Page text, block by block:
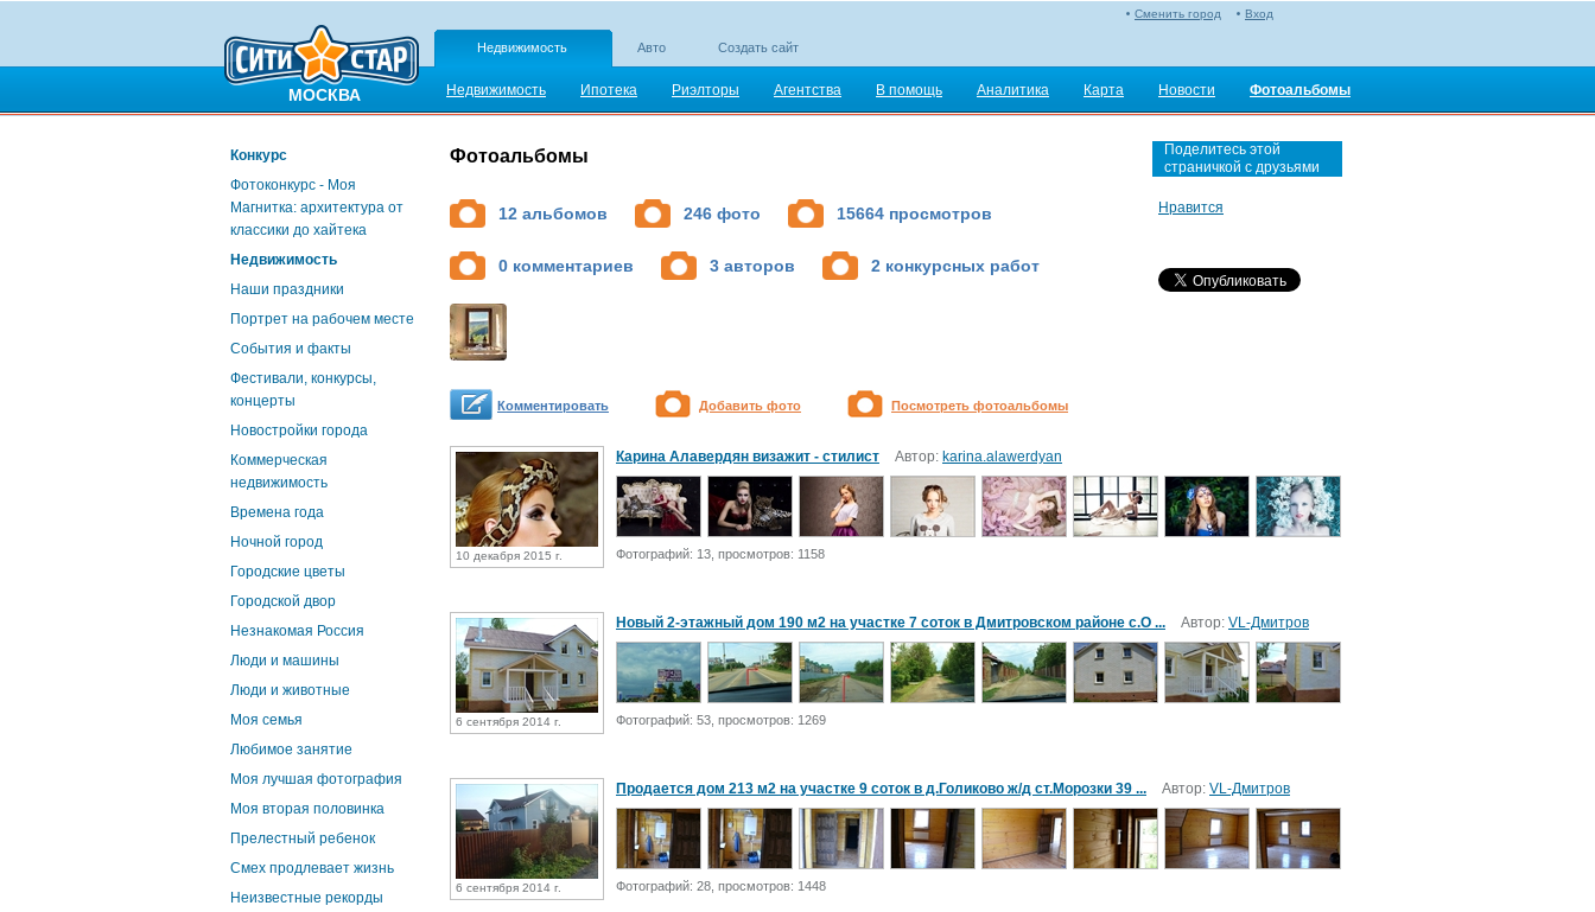
МОСКВА
Вход
Сменить город
Недвижимость Авто Создать сайт
Недвижимость Ипотека Риэлторы Агентства В помощь Аналитика Карта Новости Фотоальбомы
Конкурс
Фотоконкурс - Моя
Магнитка: архитектура от
классики до хайтека
Недвижимость
Наши праздники
Портрет на рабочем месте
События и факты
Фестивали, конкурсы,
концерты
Новостройки города
Коммерческая
недвижимость
Времена года
Ночной город
Городские цветы
Городской двор
Незнакомая Россия
Люди и машины
Люди и животные
Моя семья
Любимое занятие
Моя лучшая фотография
Моя вторая половинка
Прелестный ребенок
Смех продлевает жизнь
Неизвестные рекорды
Фотоальбомы
12 альбомов 246 фото 15664 просмотров
0 комментариев 3 авторов 2 конкурсных работ
Комментировать Добавить фото Посмотреть фотоальбомы
Поделитесь этой
страничкой с друзьями
Нравится
10 декабря 2015 г.
Карина Алавердян визажит - стилист Автор: karina.alawerdyan
Фотографий: 13, просмотров: 1158
6 сентября 2014 г.
Новый 2-этажный дом 190 м2 на участке 7 соток в Дмитровском районе с.О ... Автор: VL-Дмитров
Фотографий: 53, просмотров: 1269
6 сентября 2014 г.
Продается дом 213 м2 на участке 9 соток в д.Голиково ж/д ст.Морозки 39 ... Автор: VL-Дмитров
Фотографий: 28, просмотров: 1448